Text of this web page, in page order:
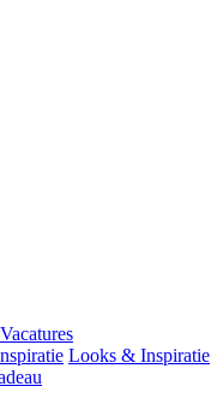
Vacatures
Looks & Inspiratie